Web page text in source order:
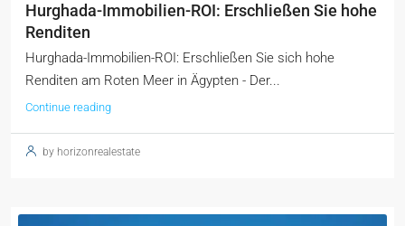
Hurghada-Immobilien-ROI: Erschließen Sie hohe
Renditen
Hurghada-Immobilien-ROI: Erschließen Sie sich hohe
Renditen am Roten Meer in Ägypten - Der...
Continue reading
by horizonrealestate